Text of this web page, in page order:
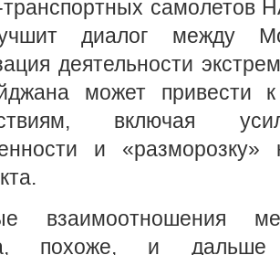
транспортных самолетов
диалог между
деятельности
может привести
включая
и «разморозку»
взаимоотношения
похоже, и дальше